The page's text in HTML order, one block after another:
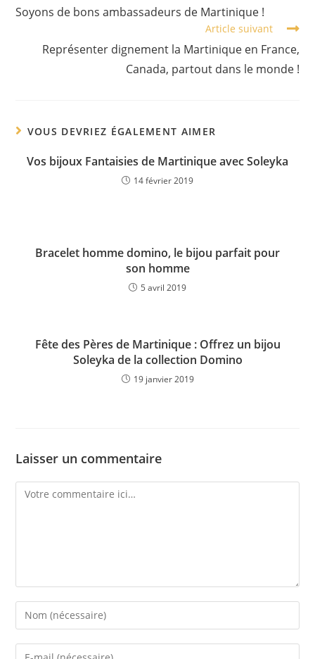
articles
Soyons de bons ambassadeurs de Martinique !
Article suivant
Représenter dignement la Martinique en France,
Canada, partout dans le monde !
VOUS DEVRIEZ ÉGALEMENT AIMER
Vos bijoux Fantaisies de Martinique avec Soleyka
14 février 2019
Bracelet homme domino, le bijou parfait pour
son homme
5 avril 2019
Fête des Pères de Martinique : Offrez un bijou
Soleyka de la collection Domino
19 janvier 2019
Laisser un commentaire
Comment
Enter
your
name
Enter